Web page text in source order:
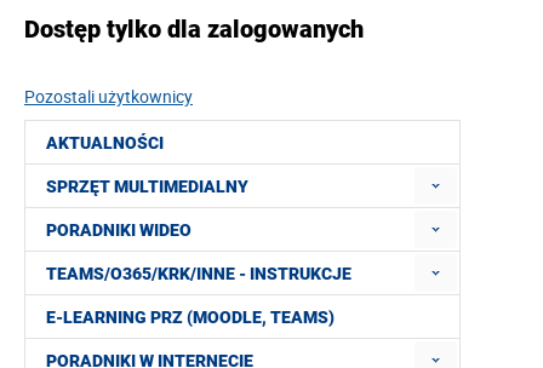
AKTUALNOŚCI
SPRZĘT MULTIMEDIALNY
PORADNIKI WIDEO
TEAMS/O365/KRK/INNE - INSTRUKCJE
E-LEARNING PRZ (MOODLE, TEAMS)
PORADNIKI W INTERNECIE
Dostęp tylko dla zalogowanych
Pozostali użytkownicy